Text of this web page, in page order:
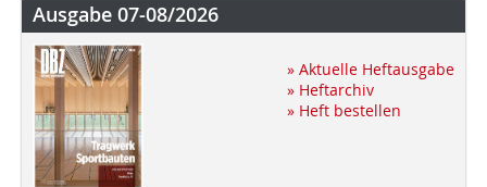
Ausgabe 07-08/2026
» Aktuelle Heftausgabe
» Heftarchiv
» Heft bestellen